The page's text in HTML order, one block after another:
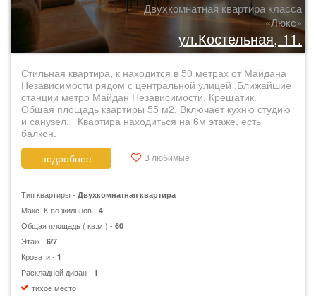
Двухкомнатная квартира класса
«Люкс»
ул.Костельная, 11.
Стильная квартира, к находится в 50 метрах от Майдана
Независимости рядом с центральной улицей .Ближайшие
станции метро Майдан Независимости, Крещатик.
Общая площадь квартиры 55 м2. Включает кухню студию
и санузел. Квартира находиться на 6м этаже, есть
балкон.
подробнее
В любимые
Тип квартиры - Двухкомнатная квартира
Макс. К-во жильцов - 4
Общая площадь ( кв.м.) - 60
Этаж - 6/7
Кровати - 1
Раскладной диван - 1
тихое место